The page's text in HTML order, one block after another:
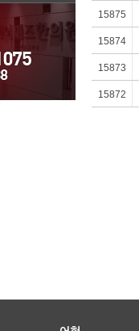
15875
15874
15873
15872